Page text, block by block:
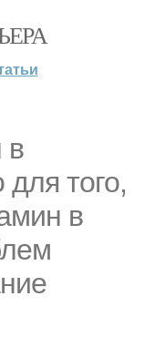
в
для того,
в